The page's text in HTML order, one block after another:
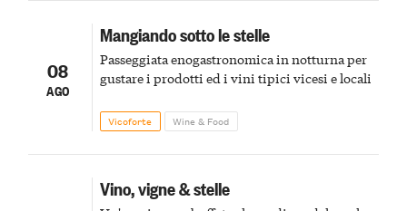
08
AGO
Mangiando sotto le stelle
Passeggiata enogastronomica in notturna per
gustare i prodotti ed i vini tipici vicesi e locali
Vicoforte Wine & Food
Vino, vigne & stelle